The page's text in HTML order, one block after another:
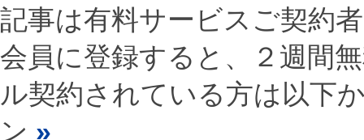
記事は有料サービスご契約
会員に登録すると、２週間
ル契約されている方は以下
ン »